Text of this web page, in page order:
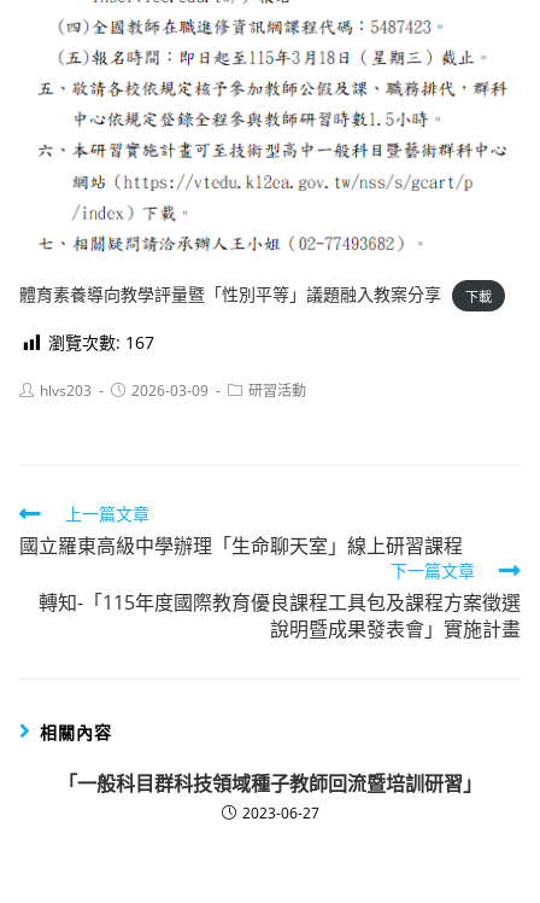
體育素養導向教學評量暨「性別平等」議題融入教案分享 下載
瀏覽次數: 167
Posthlvs203
Post2026-03-09
Post研習活動
Read
more
articles
上一篇文章
國立羅東高級中學辦理「生命聊天室」線上研習課程
下一篇文章
轉知-「115年度國際教育優良課程工具包及課程方案徵選
說明暨成果發表會」實施計畫
相關內容
「一般科目群科技領域種子教師回流暨培訓研習」
2023-06-27